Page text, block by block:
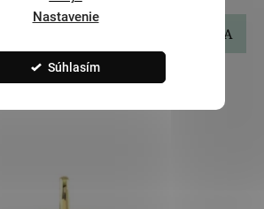
Nastavenie
Súhlasím
DO KOŠÍKA